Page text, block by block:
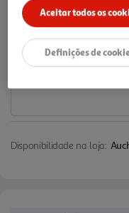
3,99 €
Notas de preparação
Disponibilidade na loja:
Aceitar todos os
Definições de